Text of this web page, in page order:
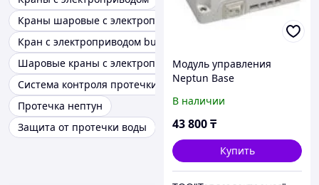
Краны шаровые с электроприводом Нептун
Кран с электроприводом bugatti
Шаровые краны с электроприводом
Система контроля протечки воды
Протечка нептун
Защита от протечки воды
Модуль управления
Neptun Base
В наличии
43 800₸
Купить